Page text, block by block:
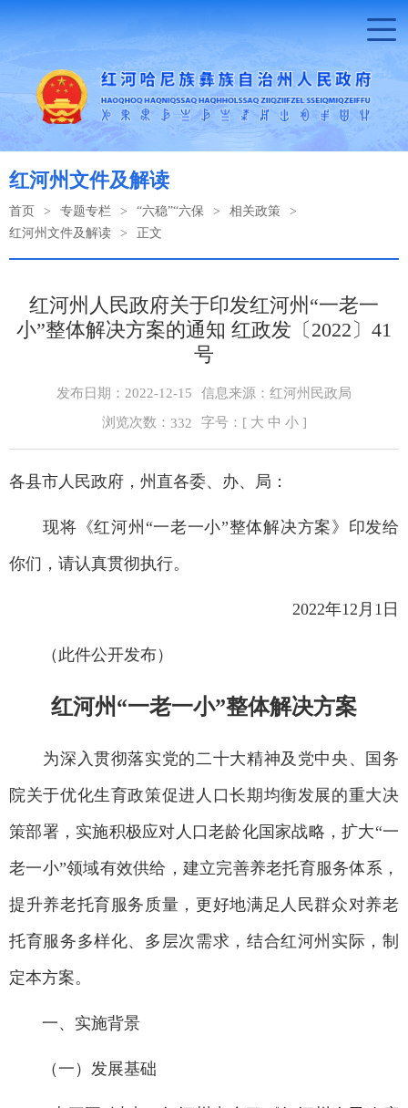
红河州文件及解读
首页 > 专题专栏 > “六稳”“六保 > 相关政策
>
红河州文件及解读
> 正文
红河州人民政府关于印发红河州“一老一
小”整体解决方案的通知 红政发〔2022〕41
号
发布日期：2022-12-15
信息来源：红河州民政局
浏览次数： 332 字号：[ 大 中 小]
各县市人民政府，州直各委、办、局：
现将《红河州“一老一小”整体解决方案》印发给
你们，请认真贯彻执行。
2022年12月1日
（此件公开发布）
红河州“一老一小”整体解决方案
为深入贯彻落实党的二十大精神及党中央、国务
院关于优化生育政策促进人口长期均衡发展的重大决
策部署，实施积极应对人口老龄化国家战略，扩大“一
老一小”领域有效供给，建立完善养老托育服务体系，
提升养老托育服务质量，更好地满足人民群众对养老
托育服务多样化、多层次需求，结合红河州实际，制
定本方案。
一、实施背景
（一）发展基础